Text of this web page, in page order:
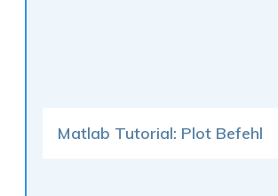
Matlab Tutorial: Plot Befehl